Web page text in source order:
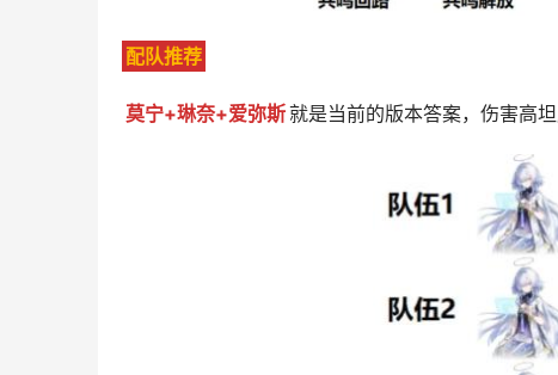
配队推荐
莫宁+琳奈+爱弥斯就是当前的版本答案，伤害高